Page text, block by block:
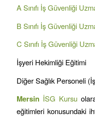
A Sınıfı İş Güvenliği
B Sınıfı İş Güvenliği
C Sınıfı İş Güvenliği
İşyeri Hekimliği Eğitimi
Diğer Sağlık Personeli
Mersin İSG Kursu
eğitimleri konusundaki